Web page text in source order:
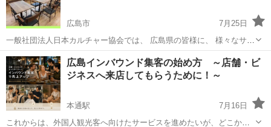
広島市
7月25日
一般社団法人日本カルチャー協会では、 広島県の皆様に、 様々なサポ
ートをご提供させていただいております。 公式WEBや下記のURLをク
リックすると、詳細情報を見ることができます。 皆様のご利用を心よ
りお待ちしておりま...
広島 広島市 その他
広島インバウンド集客の始め方 ～店舗・ビ
ジネスへ来店してもらうために！～
本通駅
7月16日
これからは、外国人観光客へ向けたサービスを進めたいが、どこから